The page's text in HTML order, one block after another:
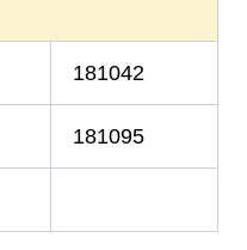
181042
181095